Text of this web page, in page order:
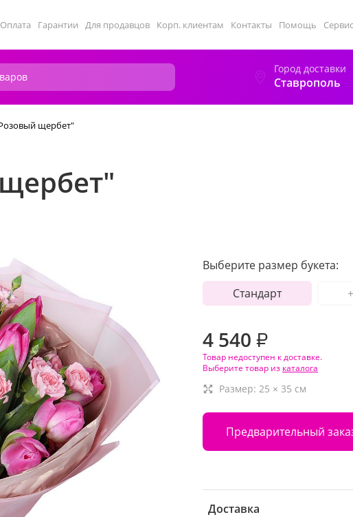
Оплата Гарантии Для продавцов Корп. клиентам Контакты Помощь
Город доставки
Ставрополь
щербет"
Выберите размер букета:
Стандарт
4 540 ₽
Товар недоступен к доставке.
Выберите товар из каталога
Размер: 25 × 35 см
Предварительный
Доставка